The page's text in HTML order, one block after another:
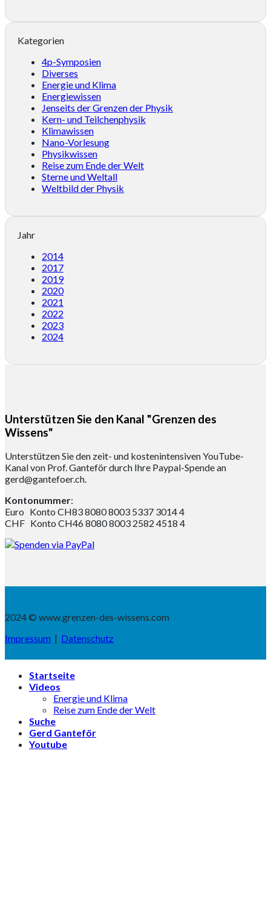
Kategorien
4p-Symposien
Diverses
Energie und Klima
Energiewissen
Jenseits der Grenzen der Physik
Kern- und Teilchenphysik
Klimawissen
Nano-Vorlesung
Physikwissen
Reise zum Ende der Welt
Sterne und Weltall
Weltbild der Physik
Jahr
2014
2017
2019
2020
2021
2022
2023
2024
Unterstützen Sie den Kanal "Grenzen des
Wissens"
Unterstützen Sie den zeit- und kostenintensiven YouTube-
Kanal von Prof. Ganteför durch Ihre Paypal-Spende an
gerd@gantefoer.ch.
Kontonummer:
Euro Konto CH83 8080 8003 5337 3014 4
CHF Konto CH46 8080 8003 2582 4518 4
2024 © www.grenzen-des-wissens.com
Impressum | Datenschutz
Startseite
Videos
Energie und Klima
Reise zum Ende der Welt
Suche
Gerd Ganteför
Youtube